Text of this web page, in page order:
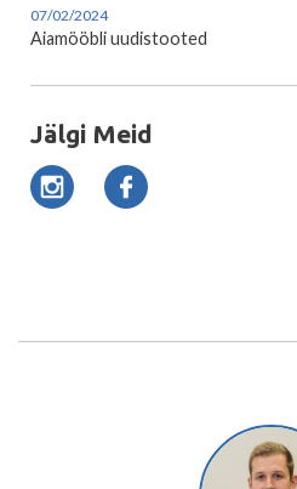
07/02/2024
Aiamööbli uudistooted
Jälgi Meid